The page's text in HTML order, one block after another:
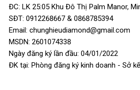
ĐC: LK 25:05 Khu Đô Thị Palm Manor,
SĐT: 0912268667 & 0868785394
Email: chunghieudiamond@gmail.com
MSDN: 2601074338
Ngày đăng ký lần đầu: 04/01/2022
ĐK tại: Phòng đăng ký kinh doanh - Sở